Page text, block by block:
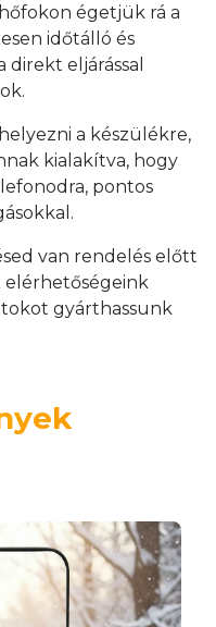
égetjük rá a
időtálló és
direkt eljárással
a készülékre,
kialakítva, hogy
pontos
van rendelés előtt
elérhetőségeink
gyárthassunk